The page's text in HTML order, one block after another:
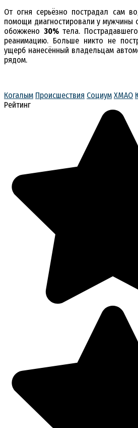
От огня серьёзно пострадал сам
помощи диагностировали у мужчины
обожжено 30%тела.
реанимацию. Больше никто не
ущерб нанесённый владельцам
рядом.
Когалым Происшествия Социум ХМАО
Рейтинг